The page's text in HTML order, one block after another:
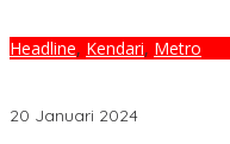
Headline, Kendari, Metro
20 Januari 2024